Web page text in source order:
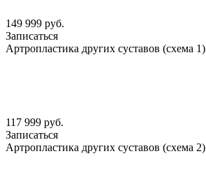
149 999 руб.
Записаться
Артропластика других суставов (схема 1)
117 999 руб.
Записаться
Артропластика других суставов (схема 2)